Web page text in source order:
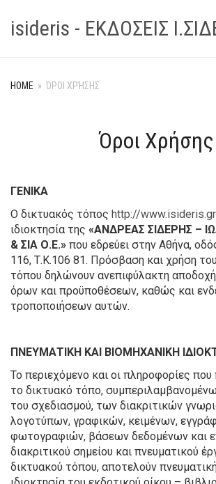
isideris - ΕΚΔΟΣΕΙΣ
HOME » ΌΡΟΙ ΧΡΉΣΗΣ
Όροι Χρήσης
ΓΕΝΙΚΑ
Ο δικτυακός τόπος http://www.isideris.gr
ιδιοκτησία της «ΑΝΔΡΕΑΣ ΣΙΔΕΡΗΣ –
& ΣΙΑ Ο.Ε.» που εδρεύει στην Αθήνα,
116, Τ.Κ.106 81. Πρόσβαση και χρήση
τόπου δηλώνουν ανεπιφύλακτη
όρων και προϋποθέσεων, καθώς και
τροποποιήσεων αυτών.
ΠΝΕΥΜΑΤΙΚΗ ΚΑΙ ΒΙΟΜΗΧΑΝΙΚΗ
Το περιεχόμενο και οι πληροφορίες
το δικτυακό τόπο,
του σχεδιασμού, των διακριτικών
λογοτύπων, γραφικών, κειμένων,
φωτογραφιών, βάσεων δεδομένων και
διακριτικού σημείου και πνευματικού
δικτυακού τόπου, αποτελούν